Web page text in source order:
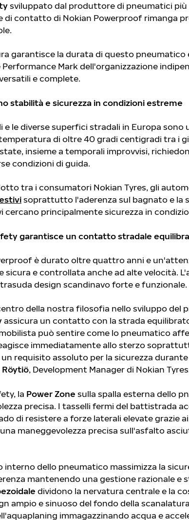
sviluppato dal produttore di pneumatici più
di contatto di Nokian Powerproof rimanga
garantisce la durata di questo
Performance Mark dell'organizzazione
e complete.
stabilità e sicurezza in condizioni estreme
e le diverse superfici stradali in Europa sono
di oltre 40 gradi centigradi tra i
insieme a temporali improvvisi,
condizioni di guida.
tra i consumatori Nokian Tyres, gli
soprattutto l'aderenza sul bagnato e la
cercano principalmente sicurezza in
garantisce un contatto stradale
è durato oltre quattro anni e
sicura e controllata anche ad alte velocità.
design scandinavo forte e funzionale.
della nostra filosofia nello sviluppo del
assicura un contatto con la strada
può sentire come lo pneumatico
immediatamente allo sterzo
requisito assoluto per la sicurezza durante
, Development Manager di Nokian
la Power Zone sulla spalla esterna dello
precisa. I tasselli fermi del battistrada
di resistere a forze laterali elevate grazie
maneggevolezza precisa sull'asfalto
interno dello pneumatico massimizza la
mantenendo una gestione razionale e
dividono la nervatura centrale e la
ampio e sinuoso del fondo della
immagazzinando acqua e